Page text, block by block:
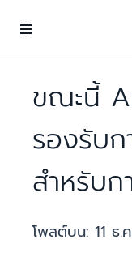
ขณะนี้
รองรับ
สำหรับ
โพสต์บน: 11 ธ.